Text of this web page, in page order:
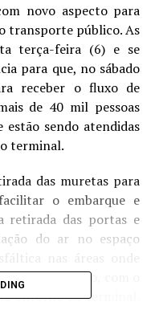
novo aspecto para
transporte público. As
terça-feira (6) e se
para que, no sábado
receber o fluxo de
de 40 mil pessoas
sendo atendidas
terminal.
das muretas para
o embarque e
retirada das portas e
do ar no espaço
bocas de lobo, com o
entorno do terminal.